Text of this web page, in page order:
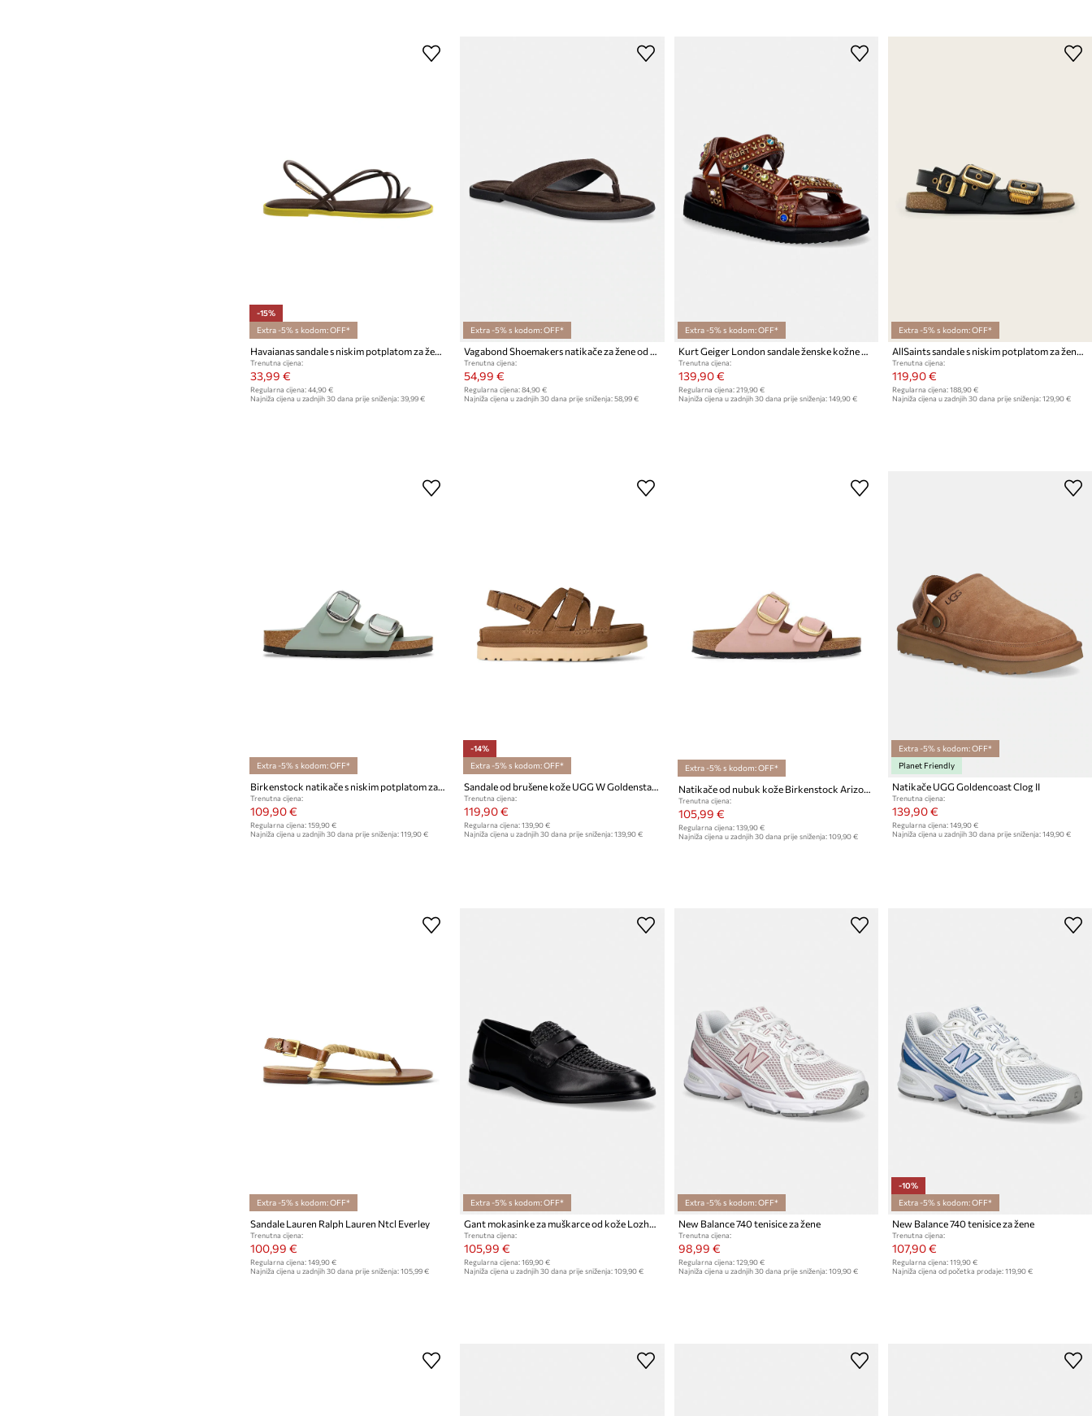
-15%
Extra -5% s kodom: OFF*
Havaianas sandale s niskim potplatom za žene UNA MANGA
Trenutna cijena:
33,99 €
Regularna cijena: 44,90 €
Najniža cijena u zadnjih 30 dana prije sniženja: 39,99 €
Extra -5% s kodom: OFF*
Vagabond Shoemakers natikače za žene od brušene kože ZAIDA
Trenutna cijena:
54,99 €
Regularna cijena: 84,90 €
Najniža cijena u zadnjih 30 dana prije sniženja: 58,99 €
Extra -5% s kodom: OFF*
Kurt Geiger London sandale ženske kožne Orson Sandal
Trenutna cijena:
139,90 €
Regularna cijena: 219,90 €
Najniža cijena u zadnjih 30 dana prije sniženja: 149,90 €
Extra -5% s kodom: OFF*
AllSaints sandale s niskim potplatom za žene od kože Staffa Sandal
Trenutna cijena:
119,90 €
Regularna cijena: 188,90 €
Najniža cijena u zadnjih 30 dana prije sniženja: 129,90 €
Extra -5% s kodom: OFF*
Birkenstock natikače s niskim potplatom za žene kožne Arizona Big Buckle
Trenutna cijena:
109,90 €
Regularna cijena: 159,90 €
Najniža cijena u zadnjih 30 dana prije sniženja: 119,90 €
-14%
Extra -5% s kodom: OFF*
Sandale od brušene kože UGG W Goldenstar Gleam
Trenutna cijena:
119,90 €
Regularna cijena: 139,90 €
Najniža cijena u zadnjih 30 dana prije sniženja: 139,90 €
Extra -5% s kodom: OFF*
Natikače od nubuk kože Birkenstock Arizona Big Buckle
Trenutna cijena:
105,99 €
Regularna cijena: 139,90 €
Najniža cijena u zadnjih 30 dana prije sniženja: 109,90 €
Extra -5% s kodom: OFF*
Planet Friendly
Natikače UGG Goldencoast Clog II
Trenutna cijena:
139,90 €
Regularna cijena: 149,90 €
Najniža cijena u zadnjih 30 dana prije sniženja: 149,90 €
Extra -5% s kodom: OFF*
Sandale Lauren Ralph Lauren Ntcl Everley
Trenutna cijena:
100,99 €
Regularna cijena: 149,90 €
Najniža cijena u zadnjih 30 dana prije sniženja: 105,99 €
Extra -5% s kodom: OFF*
Gant mokasinke za muškarce od kože Lozham
Trenutna cijena:
105,99 €
Regularna cijena: 169,90 €
Najniža cijena u zadnjih 30 dana prije sniženja: 109,90 €
Extra -5% s kodom: OFF*
New Balance 740 tenisice za žene
Trenutna cijena:
98,99 €
Regularna cijena: 129,90 €
Najniža cijena u zadnjih 30 dana prije sniženja: 109,90 €
-10%
Extra -5% s kodom: OFF*
New Balance 740 tenisice za žene
Trenutna cijena:
107,90 €
Regularna cijena: 119,90 €
Najniža cijena od početka prodaje: 119,90 €